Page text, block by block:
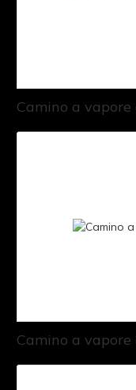
Camino a
Camino a